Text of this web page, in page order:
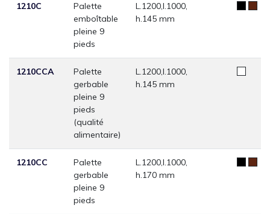
1210C
Palette
emboîtable
pleine 9
pieds
L.1200,l.1000,
h.145 mm
1210CCA
Palette
gerbable
pleine 9
pieds
(qualité
alimentaire)
L.1200,l.1000,
h.145 mm
1210CC
Palette
gerbable
pleine 9
pieds
L.1200,l.1000,
h.170 mm